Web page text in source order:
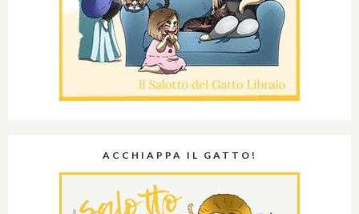
ACCHIAPPA IL GATTO!